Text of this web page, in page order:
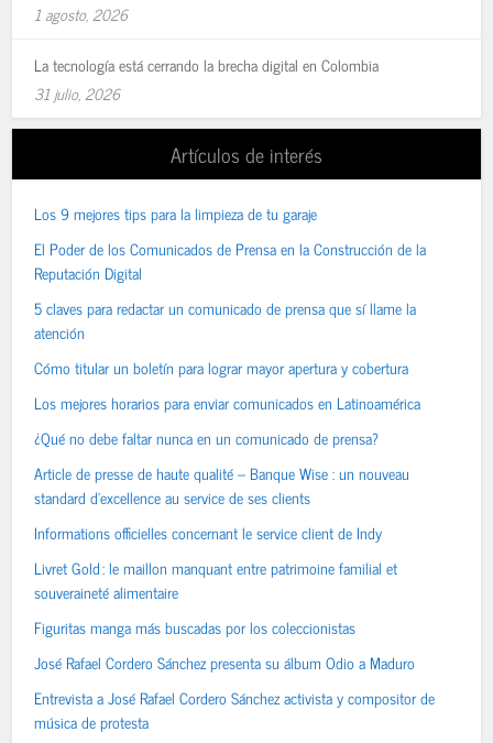
1 agosto, 2026
La tecnología está cerrando la brecha digital en Colombia
31 julio, 2026
Artículos de interés
Los 9 mejores tips para la limpieza de tu garaje
El Poder de los Comunicados de Prensa en la Construcción de la
Reputación Digital
5 claves para redactar un comunicado de prensa que sí llame la
atención
Cómo titular un boletín para lograr mayor apertura y cobertura
Los mejores horarios para enviar comunicados en Latinoamérica
¿Qué no debe faltar nunca en un comunicado de prensa?
Article de presse de haute qualité – Banque Wise : un nouveau
standard d’excellence au service de ses clients
Informations officielles concernant le service client de Indy
Livret Gold : le maillon manquant entre patrimoine familial et
souveraineté alimentaire
Figuritas manga más buscadas por los coleccionistas
José Rafael Cordero Sánchez presenta su álbum Odio a Maduro
Entrevista a José Rafael Cordero Sánchez activista y compositor de
música de protesta